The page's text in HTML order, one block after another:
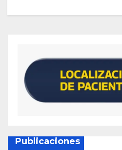
Publicaciones